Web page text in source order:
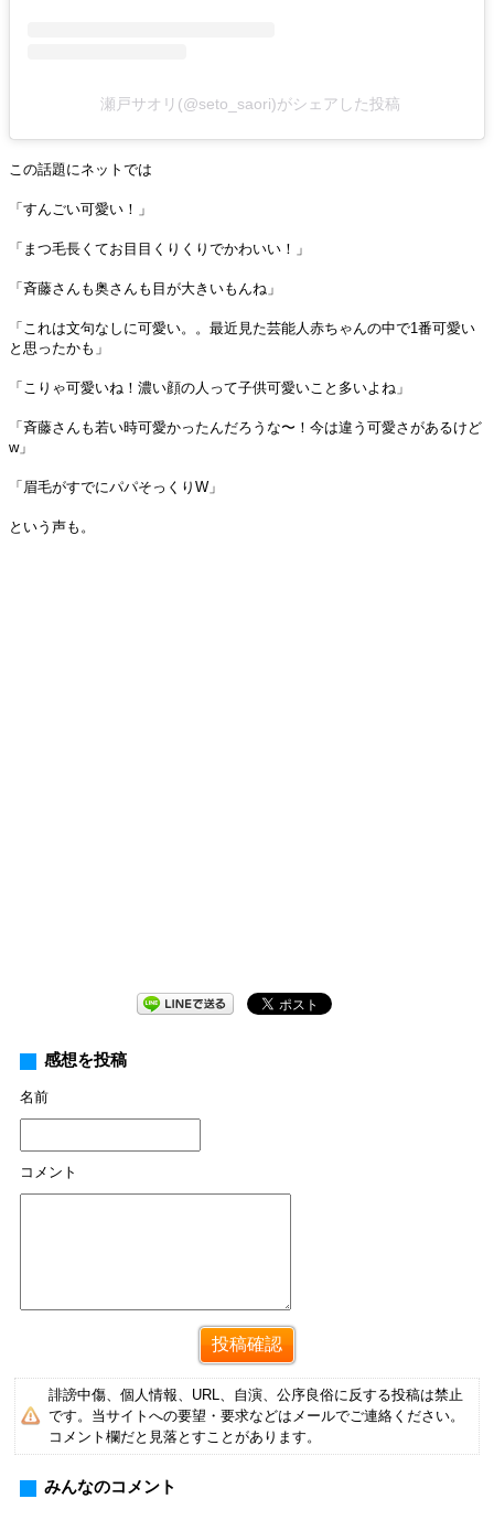
瀬戸サオリ(@seto_saori)がシェアした投稿
この話題にネットでは
「すんごい可愛い！」
「まつ毛長くてお目目くりくりでかわいい！」
「斉藤さんも奥さんも目が大きいもんね」
「これは文句なしに可愛い。。最近見た芸能人赤ちゃんの中で1番可愛い
と思ったかも」
「こりゃ可愛いね！濃い顔の人って子供可愛いこと多いよね」
「斉藤さんも若い時可愛かったんだろうな〜！今は違う可愛さがあるけど
w」
「眉毛がすでにパパそっくりW」
という声も。
感想を投稿
名前
コメント
誹謗中傷、個人情報、URL、自演、公序良俗に反する投稿は禁止
です。当サイトへの要望・要求などはメールでご連絡ください。
コメント欄だと見落とすことがあります。
みんなのコメント